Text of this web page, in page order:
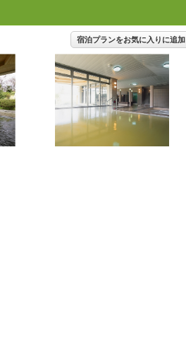
宿泊プランをお気に入りに追加